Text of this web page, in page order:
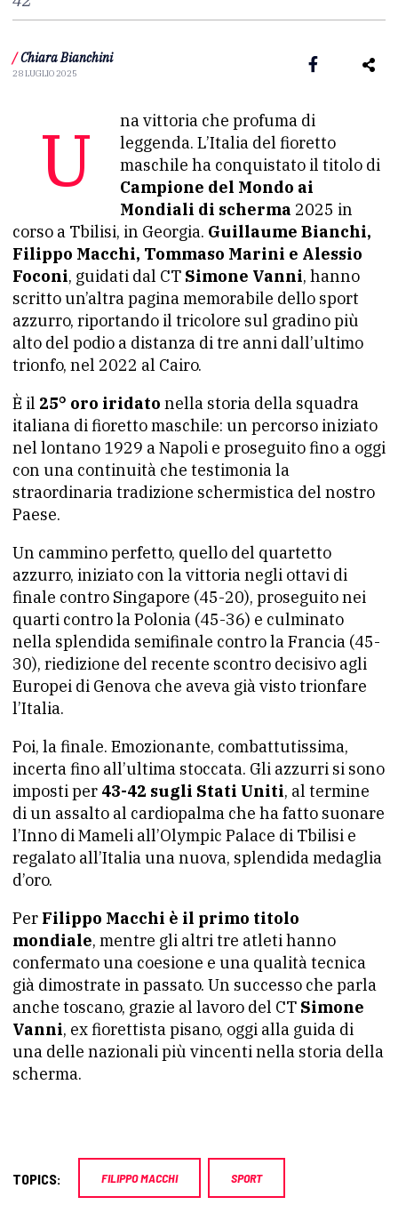
/ Chiara Bianchini
28 LUGLIO 2025
Una vittoria che profuma di
leggenda. L’Italia del fioretto
maschile ha conquistato il titolo di
Campione del Mondo ai
Mondiali di scherma 2025 in
corso a Tbilisi, in Georgia. Guillaume Bianchi,
Filippo Macchi, Tommaso Marini e Alessio
Foconi, guidati dal CT Simone Vanni, hanno
scritto un’altra pagina memorabile dello sport
azzurro, riportando il tricolore sul gradino più
alto del podio a distanza di tre anni dall’ultimo
trionfo, nel 2022 al Cairo.
È il 25° oro iridato nella storia della squadra
italiana di fioretto maschile: un percorso iniziato
nel lontano 1929 a Napoli e proseguito fino a oggi
con una continuità che testimonia la
straordinaria tradizione schermistica del nostro
Paese.
Un cammino perfetto, quello del quartetto
azzurro, iniziato con la vittoria negli ottavi di
finale contro Singapore (45-20), proseguito nei
quarti contro la Polonia (45-36) e culminato
nella splendida semifinale contro la Francia (45-
30), riedizione del recente scontro decisivo agli
Europei di Genova che aveva già visto trionfare
l’Italia.
Poi, la finale. Emozionante, combattutissima,
incerta fino all’ultima stoccata. Gli azzurri si sono
imposti per 43-42 sugli Stati Uniti, al termine
di un assalto al cardiopalma che ha fatto suonare
l’Inno di Mameli all’Olympic Palace di Tbilisi e
regalato all’Italia una nuova, splendida medaglia
d’oro.
Per Filippo Macchi è il primo titolo
mondiale, mentre gli altri tre atleti hanno
confermato una coesione e una qualità tecnica
già dimostrate in passato. Un successo che parla
anche toscano, grazie al lavoro del CT Simone
Vanni, ex fiorettista pisano, oggi alla guida di
una delle nazionali più vincenti nella storia della
scherma.
TOPICS: FILIPPO MACCHI SPORT